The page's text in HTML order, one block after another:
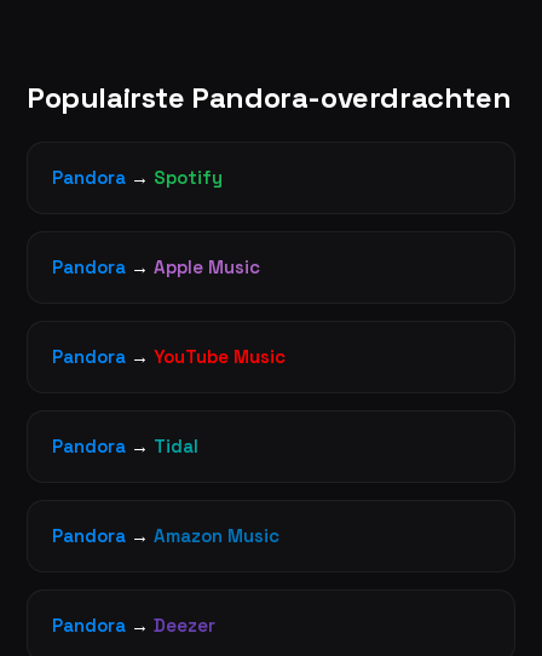
Populairste Pandora-overdrachten
Pandora → Spotify
Pandora → Apple Music
Pandora → YouTube Music
Pandora → Tidal
Pandora → Amazon Music
Pandora → Deezer